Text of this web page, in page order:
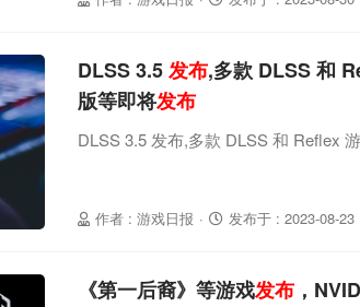
作者 : 游戏日报 · 发布于 : 2023-08-23
DLSS 3.5发布,多款 DLSS 和
版等即将发布
DLSS 3.5 发布,多款 DLSS 和 Reflex
《第一后裔》等游戏发布 ，